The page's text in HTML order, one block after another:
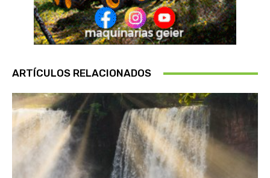
ARTÍCULOS RELACIONADOS